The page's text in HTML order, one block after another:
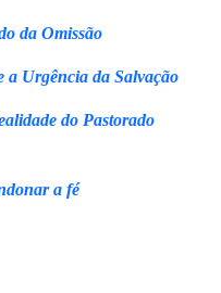
da Omissão
a Urgência da Salvação
do Pastorado
a fé